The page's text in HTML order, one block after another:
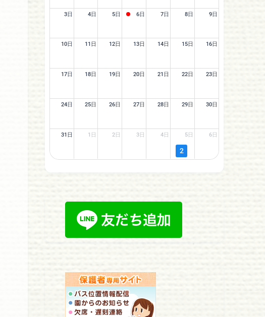
3日 4日 5日 6日 7日 8日 9日
10日 11日 12日 13日 14日 15日 16日
17日 18日 19日 20日 21日 22日 23日
24日 25日 26日 27日 28日 29日 30日
31日 1日 2日 3日 4日 5日
2
6日